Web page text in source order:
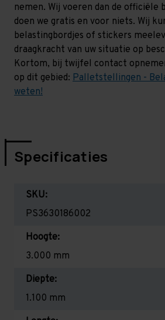
nemen. Wij voeren dan de officiële
doen we gratis en voor niets. Wij
belastingbordjes of stickers
draagkracht van uw situatie op
Kortom, bij twijfel contact
op dit gebied: Palletstellingen -
weten!
Specificaties
SKU:
PS3630186002
Hoogte:
3.000 mm
Diepte:
1.100 mm